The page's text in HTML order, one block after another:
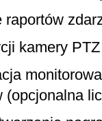
raportów
kamery
(opcjonalna